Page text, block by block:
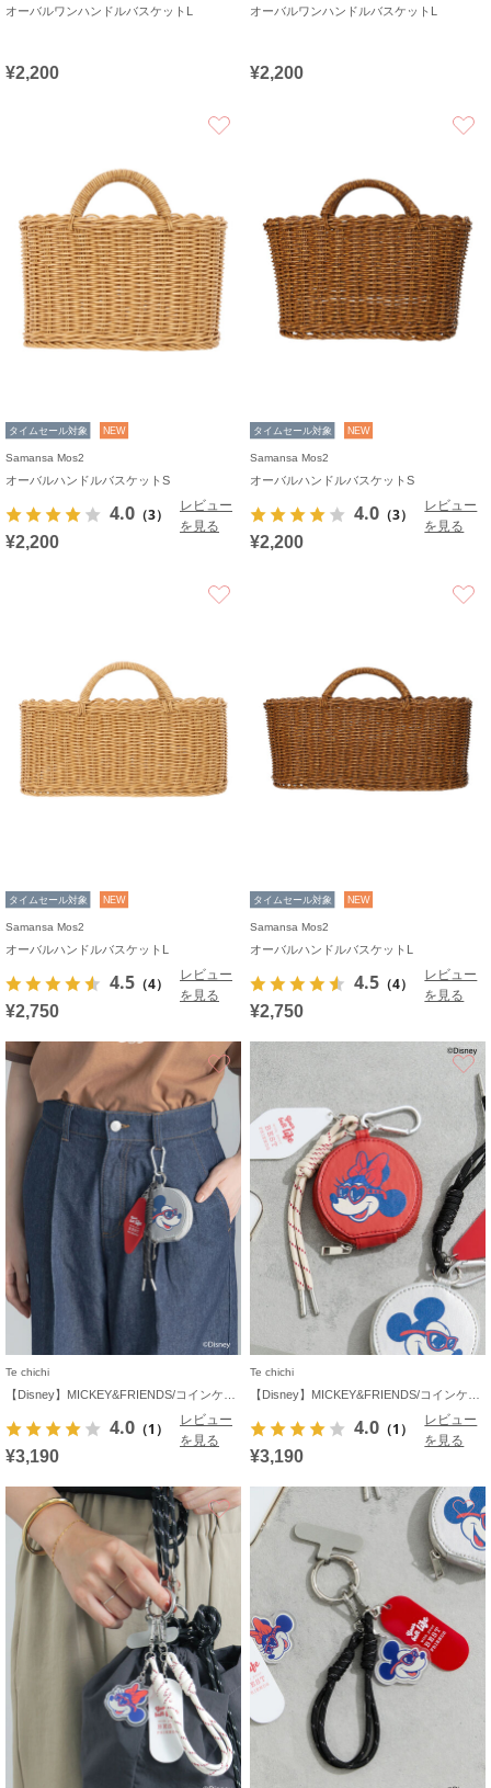
オーバルワンハンドルバスケットL
¥2,200
オーバルワンハンドルバスケットL
¥2,200
タイムセール対象 NEW
Samansa Mos2
オーバルハンドルバスケットS
4.0 （3）
レビュー
を見る
¥2,200
タイムセール対象 NEW
Samansa Mos2
オーバルハンドルバスケットS
4.0 （3）
レビュー
を見る
¥2,200
タイムセール対象 NEW
Samansa Mos2
オーバルハンドルバスケットL
4.5 （4）
レビュー
を見る
¥2,750
タイムセール対象 NEW
Samansa Mos2
オーバルハンドルバスケットL
4.5 （4）
レビュー
を見る
¥2,750
Te chichi
4.0 （1）
レビュー
を見る
¥3,190
Te chichi
4.0 （1）
レビュー
を見る
¥3,190
お気に入り